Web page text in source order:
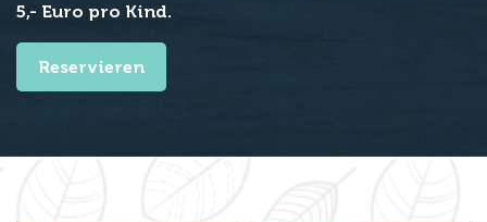
5,- Euro pro Kind.
Reservieren